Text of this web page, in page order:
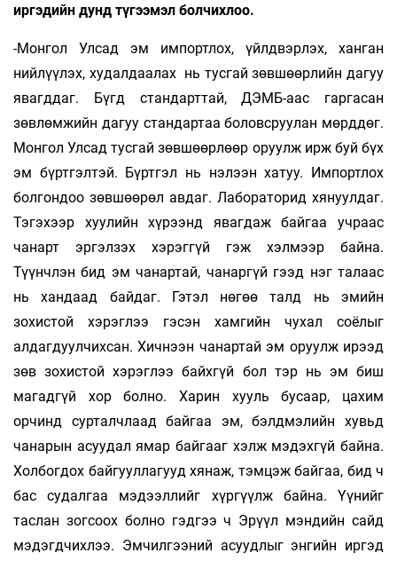
иргэдийн дунд түгээмэл болчихлоо.
-Монгол Улсад эм импортлох, үйлдвэрлэх, ханган
нийлүүлэх, худалдаалах нь тусгай зөвшөөрлийн дагуу
явагддаг. Бүгд стандарттай, ДЭМБ-аас гаргасан
зөвлөмжийн дагуу стандартаа боловсруулан мөрддөг.
Монгол Улсад тусгай зөвшөөрлөөр оруулж ирж буй бүх
эм бүртгэлтэй. Бүртгэл нь нэлээн хатуу. Импортлох
болгондоо зөвшөөрөл авдаг. Лабораторид хянуулдаг.
Тэгэхээр хуулийн хүрээнд явагдаж байгаа учраас
чанарт эргэлзэх хэрэггүй гэж хэлмээр байна.
Түүнчлэн бид эм чанартай, чанаргүй гээд нэг талаас
нь хандаад байдаг. Гэтэл нөгөө талд нь эмийн
зохистой хэрэглээ гэсэн хамгийн чухал соёлыг
алдагдуулчихсан. Хичнээн чанартай эм оруулж ирээд
зөв зохистой хэрэглээ байхгүй бол тэр нь эм биш
магадгүй хор болно. Харин хууль бусаар, цахим
орчинд сурталчлаад байгаа эм, бэлдмэлийн хувьд
чанарын асуудал ямар байгааг хэлж мэдэхгүй байна.
Холбогдох байгууллагууд хянаж, тэмцэж байгаа, бид ч
бас судалгаа мэдээллийг хүргүүлж байна. Үүнийг
таслан зогсоох болно гэдгээ ч Эрүүл мэндийн сайд
мэдэгдчихлээ. Эмчилгээний асуудлыг энгийн иргэд